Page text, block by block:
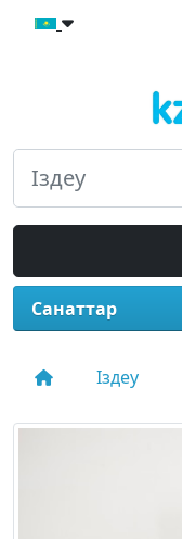
Санаттар
Іздеу